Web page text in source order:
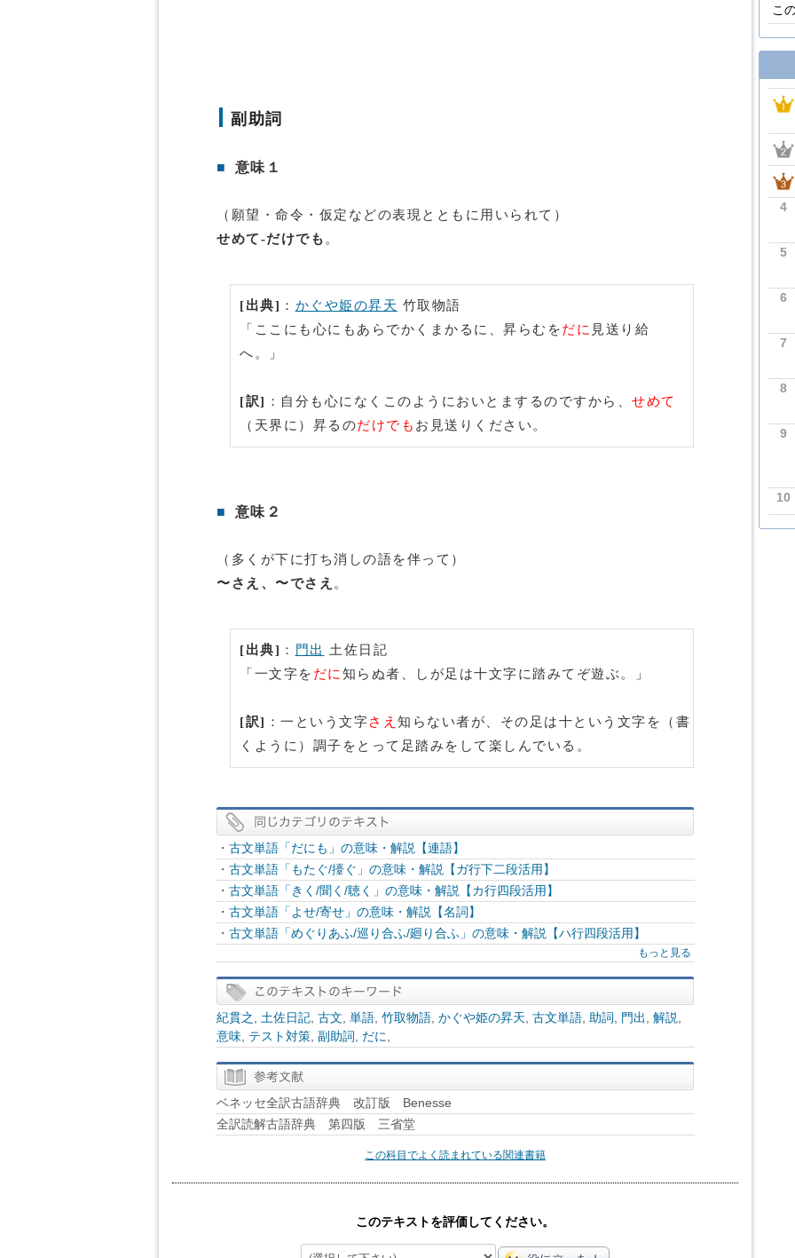
副助詞
■ 意味１
（願望・命令・仮定などの表現とともに用いられて）
せめて-だけでも 。
[出典] ： かぐや姫の昇天 竹取物語
「ここにも心にもあらでかくまかるに、昇らむをだに 見送り給
へ。」
[訳] ：自分も心になくこのようにおいとまするのですから、 せめて
（天界に）昇るのだけでも お見送りください。
■ 意味２
（多くが下に打ち消しの語を伴って）
〜さえ、〜でさえ 。
[出典] ： 門出
土佐日記
「一文字を だに 知らぬ者、しが足は十文字に踏みてぞ遊ぶ。」
[訳] ：一という文字さえ 知らない者が、その足は十という文字を（書
くように）調子をとって足踏みをして楽しんでいる。
・ 古文単語「だにも」の意味・解説【連語】
・ 古文単語「もたぐ/擡ぐ」の意味・解説【ガ行下二段活用】
・ 古文単語「きく/聞く/聴く」の意味・解説【カ行四段活用】
・ 古文単語「よせ/寄せ」の意味・解説【名詞】
・ 古文単語「めぐりあふ/巡り合ふ/廻り合ふ」の意味・解説【ハ行四段活用】
もっと見る
紀貫之 土佐日記 古文 単語 竹取物語 かぐや姫の昇天 古文単語 助詞 門出 解説
意味 テスト対策 副助詞 だに
ベネッセ全訳古語辞典 改訂版 Benesse
全訳読解古語辞典 第四版 三省堂
この科目でよく読まれている関連書籍
このテキストを評価してください。
こ
4
5
6
7
8
9
10